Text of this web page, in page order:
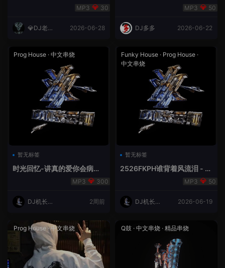
睡眠睡-小明同学remix
30
💎DJ老王
2026-06-28
50
DJ多多 2026-06-22
Prog House · 中文串烧
暂无标签
时光回忆-讲真的爱你会病变
300
DJ机长云
2周前
Funky House · Prog House ·
中文串烧
暂无标签
2526FKPH谁背着风流泪 - D
50
DJ机长云
2026-06-19
Prog House ·中文串烧 Q鼓 · 中文串烧 · 精品串烧